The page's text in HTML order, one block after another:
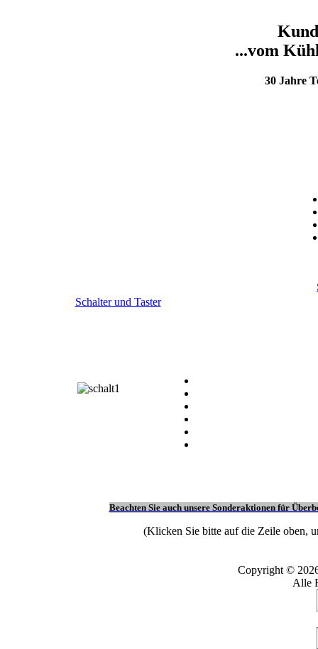
...vom
30 Jahre
Schalter und Taster
Beachten Sie auch unsere Sonderaktionen für
(Klicken Sie bitte auf die Zeile oben,
Copyright ©
Alle